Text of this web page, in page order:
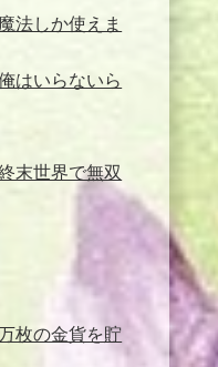
法しか使えま
はいらないら
末世界で無双
枚の金貨を貯